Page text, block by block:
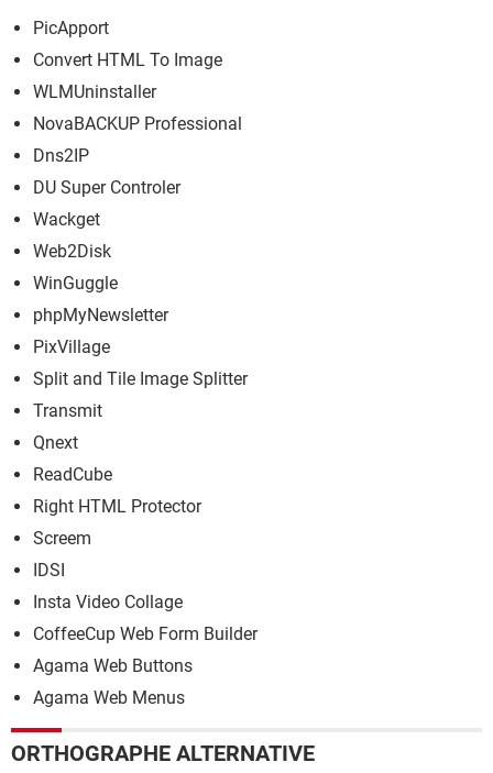
PicApport
Convert HTML To Image
WLMUninstaller
NovaBACKUP Professional
Dns2IP
DU Super Controler
Wackget
Web2Disk
WinGuggle
phpMyNewsletter
PixVillage
Split and Tile Image Splitter
Transmit
Qnext
ReadCube
Right HTML Protector
Screem
IDSI
Insta Video Collage
CoffeeCup Web Form Builder
Agama Web Buttons
Agama Web Menus
ORTHOGRAPHE ALTERNATIVE